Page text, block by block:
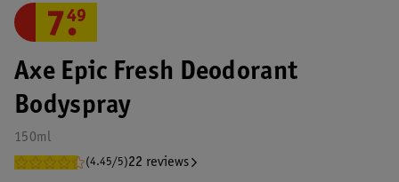
Axe Epic Fresh Deodorant
Bodyspray
150ml
(4.45/5)22 reviews
7.
49